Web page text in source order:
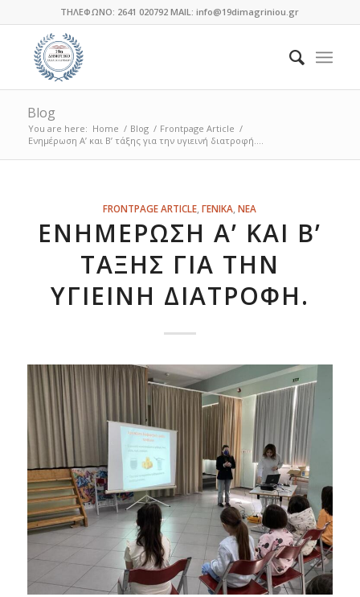
ΤΗΛΕΦΩΝΟ: 2641 020792 MAIL: info@19dimagriniou.gr
Blog
You are here: Home / Blog / Frontpage Article /
Ενημέρωση Α’ και Β’ τάξης για την υγιεινή διατροφή....
FRONTPAGE ARTICLE ,ΓΕΝΙΚΑ ,ΝΕΑ
ΕΝΗΜΈΡΩΣΗ Α’ ΚΑΙ Β’
ΤΆΞΗΣ ΓΙΑ ΤΗΝ
ΥΓΙΕΙΝΉ ΔΙΑΤΡΟΦΉ.